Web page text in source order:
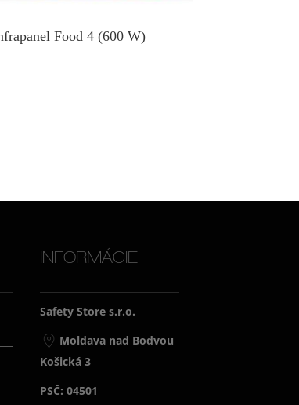
Food 4 (600 W)
INFORMÁCIE
Safety Store s.r.o.
Moldava nad Bodvou
Košická 3
PSČ: 04501